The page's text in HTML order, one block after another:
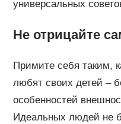
универсальных
Не отрицайте
Примите себя таким,
любят своих детей –
особенностей
Идеальных людей не